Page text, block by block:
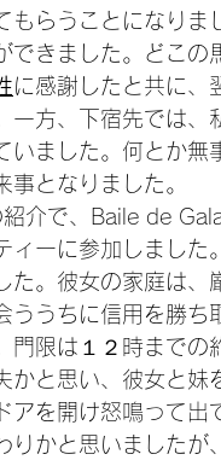
もらうことになり
できました。どこの
に感謝したと共に、
一方、下宿先では
いました。何とか無
事となりました。
紹介で、Baile de
ィーに参加しまし
た。彼女の家庭は
ううちに信用を勝
門限は１２時まで
かと思い、彼女と
アを開け怒鳴って
りかと思いました